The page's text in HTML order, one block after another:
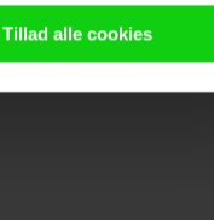
tilgår oplysninger på din
lave
Tillad alle cookies